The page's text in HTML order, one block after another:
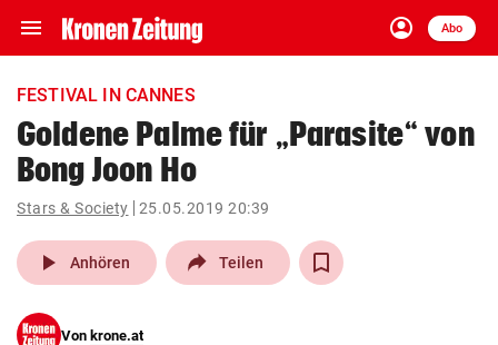
menu Navigation
ein-/ausklappen
account_circle
Anmelden
Abo
close Schließen
account_circle Anmelden
pin_drop
Wien arrow_right
FESTIVAL IN CANNES
Goldene Palme für „Parasite“ von
Bong Joon Ho
Stars & Society 25.05.2019 20:39
play_arrow Anhören Teilen
Von krone.at